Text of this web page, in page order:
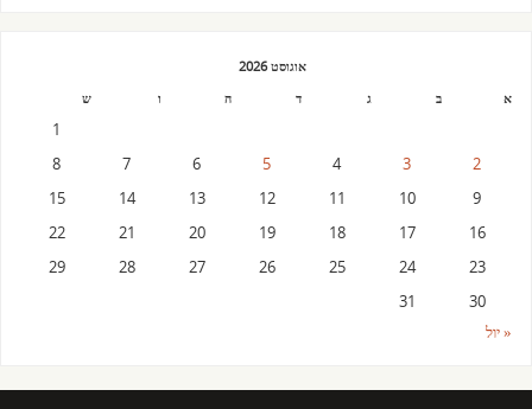
אוגוסט 2026
א
ב ג ד ה ו ש
1
2
3
4
5
6
7
8
9
10
11
12
13
14
15
16
17
18
19
20
21
22
23
24
25
26
27
28
29
30
31
« יול